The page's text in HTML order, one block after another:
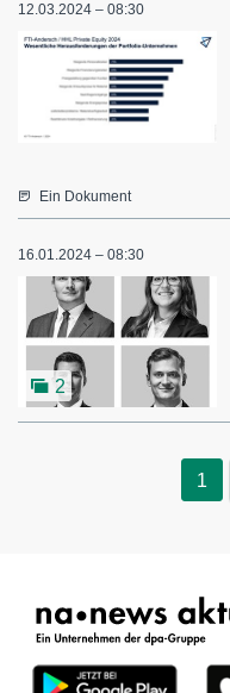
12.03.2024 – 08:30
Ein Dokument
16.01.2024 – 08:30
2
1